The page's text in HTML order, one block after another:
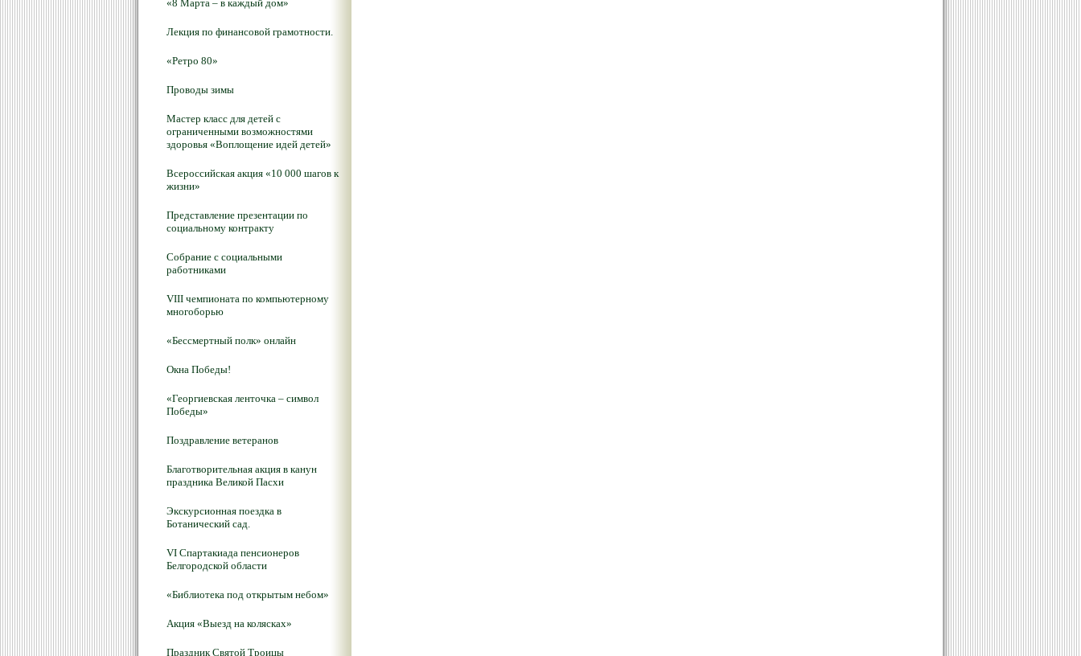
«8 Марта – в каждый дом»
Лекция по финансовой грамотности.
«Ретро 80»
Проводы зимы
Мастер класс для детей с
ограниченными возможностями
здоровья «Воплощение идей детей»
Всероссийская акция «10 000 шагов к
жизни»
Представление презентации по
социальному контракту
Собрание с социальными
работниками
VIII чемпионата по компьютерному
многоборью
«Бессмертный полк» онлайн
Окна Победы!
«Георгиевская ленточка – символ
Победы»
Поздравление ветеранов
Благотворительная акция в канун
праздника Великой Пасхи
Экскурсионная поездка в
Ботанический сад.
VI Спартакиада пенсионеров
Белгородской области
«Библиотека под открытым небом»
Акция «Выезд на колясках»
Праздник Святой Троицы